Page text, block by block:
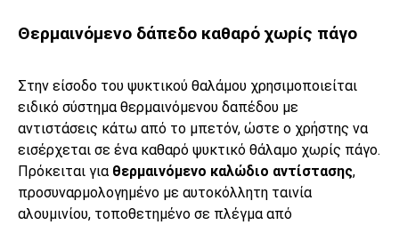
Θερμαινόμενο δάπεδο καθαρό χωρίς πάγο
Στην είσοδο του ψυκτικού θαλάμου χρησιμοποιείται
ειδικό σύστημα θερμαινόμενου δαπέδου με
αντιστάσεις κάτω από το μπετόν, ώστε ο χρήστης να
εισέρχεται σε ένα καθαρό ψυκτικό θάλαμο χωρίς πάγο.
Πρόκειται για θερμαινόμενο καλώδιο αντίστασης,
προσυναρμολογημένο με αυτοκόλλητη ταινία
αλουμινίου, τοποθετημένο σε πλέγμα από